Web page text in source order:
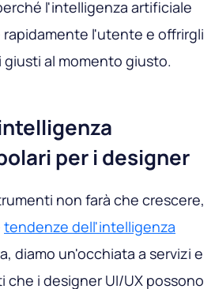
l'intelligenza artificiale
l'utente e offrirgli
al momento giusto.
per i designer
non farà che crescere,
tendenze dell'intelligenza
diamo un'occhiata a servizi e
i designer UI/UX possono